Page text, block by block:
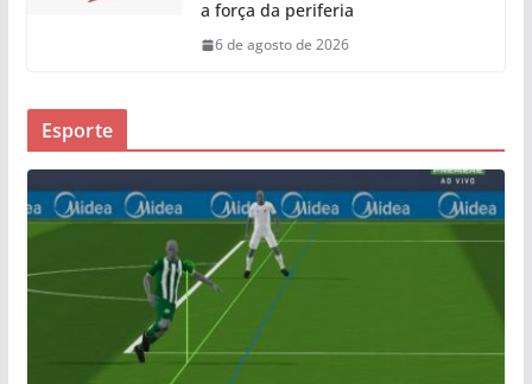
a força da periferia
6 de agosto de 2026
Esporte